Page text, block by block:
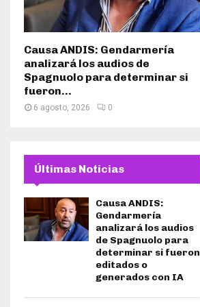
Causa ANDIS: Gendarmería
analizará los audios de
Spagnuolo para determinar si
fueron...
6 agosto, 2026 0
Últimas Noticias
Causa ANDIS:
Gendarmería
analizará los audios
de Spagnuolo para
determinar si fueron
editados o
generados con IA